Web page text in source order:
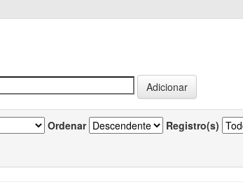
Ordenar Registro(s)